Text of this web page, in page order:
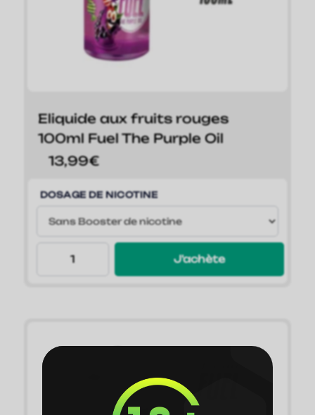
Eliquide aux fruits rouges
100ml Fuel The Purple Oil
13,99€
DOSAGE DE NICOTINE
J'achète